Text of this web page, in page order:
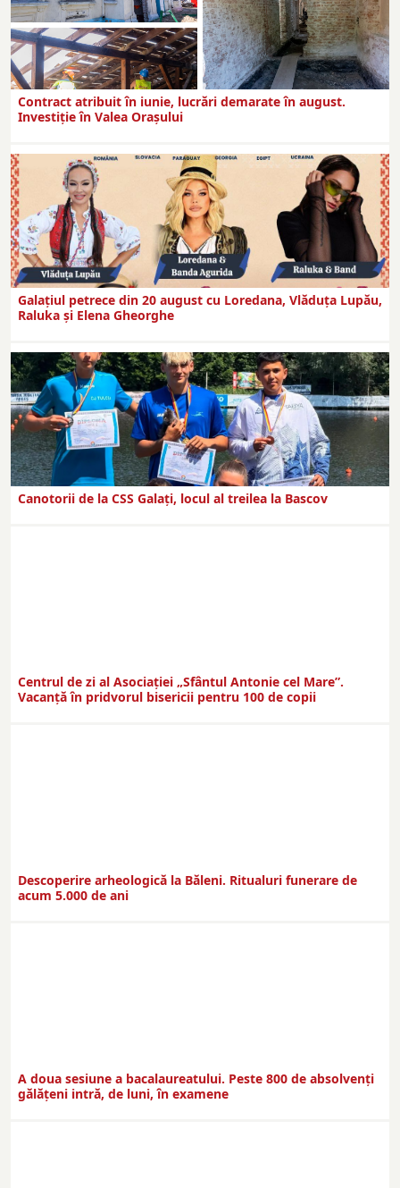
Contract atribuit în iunie, lucrări demarate în august.
Investiţie în Valea Oraşului
Galaţiul petrece din 20 august cu Loredana, Vlăduța Lupău,
Raluka și Elena Gheorghe
Canotorii de la CSS Galați, locul al treilea la Bascov
Centrul de zi al Asociației „Sfântul Antonie cel Mare”.
Vacanță în pridvorul bisericii pentru 100 de copii
Descoperire arheologică la Băleni. Ritualuri funerare de
acum 5.000 de ani
A doua sesiune a bacalaureatului. Peste 800 de absolvenţi
gălăţeni intră, de luni, în examene